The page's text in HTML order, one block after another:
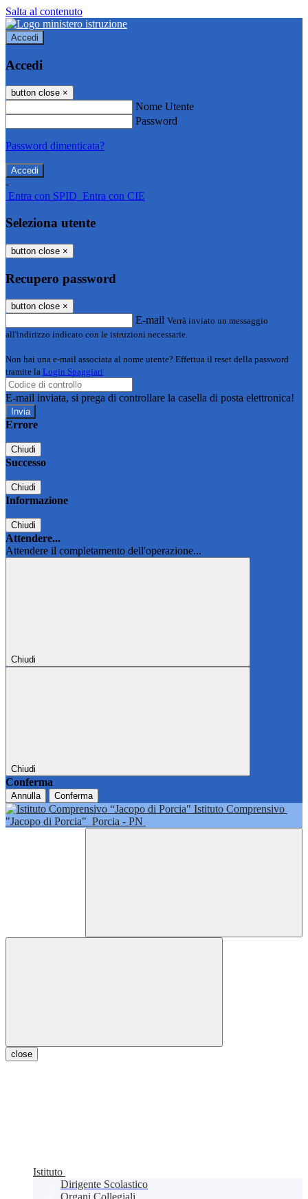
Salta al contenuto
Accedi
Accedi
button close ×
Nome Utente
Password
Password dimenticata?
-
Entra con SPID Entra con CIE
Seleziona utente
button close ×
Recupero password
button close ×
E-mail Verrà inviato un messaggio
all'indirizzo indicato con le istruzioni necessarie.
Non hai una e-mail associata al nome utente? Effettua il reset della password
tramite la Login Spaggiari
E-mail inviata, si prega di controllare la casella di posta elettronica!
Errore
Chiudi
Successo
Chiudi
Informazione
Chiudi
Attendere...
Attendere il completamento dell'operazione...
Chiudi
Chiudi
Conferma
Annulla Conferma
Istituto Comprensivo
"Jacopo di Porcia" Porcia - PN
close
Istituto
Dirigente Scolastico